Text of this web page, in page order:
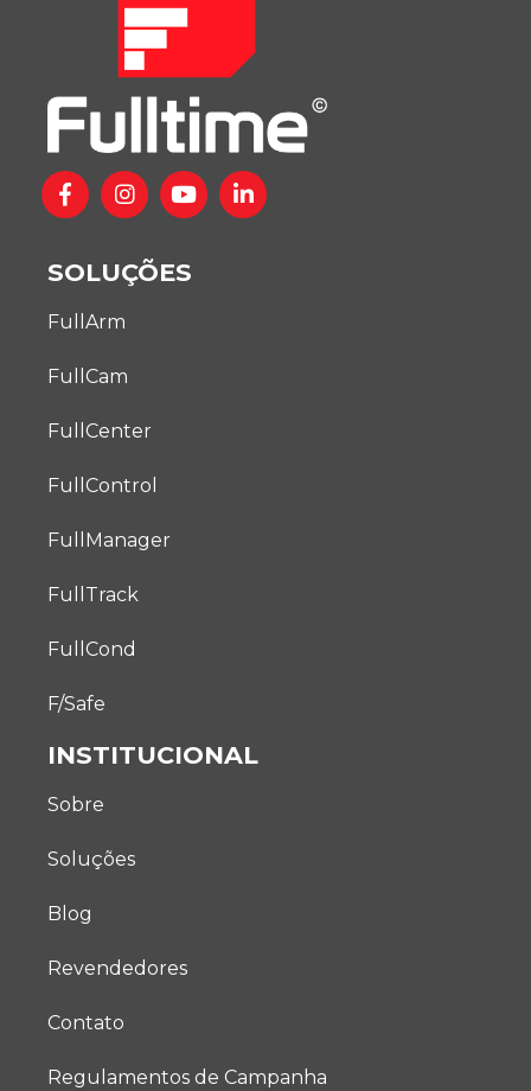
SOLUÇÕES
FullArm
FullCam
FullCenter
FullControl
FullManager
FullTrack
FullCond
F/Safe
INSTITUCIONAL
Sobre
Soluções
Blog
Revendedores
Contato
Regulamentos de Campanha